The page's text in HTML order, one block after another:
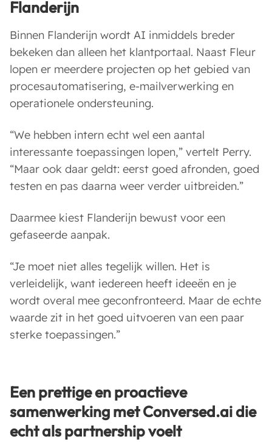
Flanderijn
Binnen Flanderijn wordt AI inmiddels breder
bekeken dan alleen het klantportaal. Naast Fleur
lopen er meerdere projecten op het gebied van
procesautomatisering, e-mailverwerking en
operationele ondersteuning.
“We hebben intern echt wel een aantal
interessante toepassingen lopen,” vertelt Perry.
“Maar ook daar geldt: eerst goed afronden, goed
testen en pas daarna weer verder uitbreiden.”
Daarmee kiest Flanderijn bewust voor een
gefaseerde aanpak.
“Je moet niet alles tegelijk willen. Het is
verleidelijk, want iedereen heeft ideeën en je
wordt overal mee geconfronteerd. Maar de echte
waarde zit in het goed uitvoeren van een paar
sterke toepassingen.”
Een prettige en proactieve
samenwerking met Conversed.aidie
echt als partnership voelt